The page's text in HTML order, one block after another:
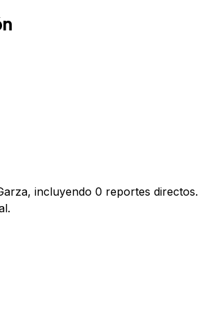
incluyendo 0 reportes directos.